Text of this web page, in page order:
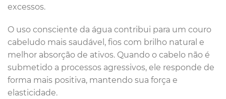
excessos.
O uso consciente da água contribui para um couro
cabeludo mais saudável, fios com brilho natural e
melhor absorção de ativos. Quando o cabelo não é
submetido a processos agressivos, ele responde de
forma mais positiva, mantendo sua força e
elasticidade.